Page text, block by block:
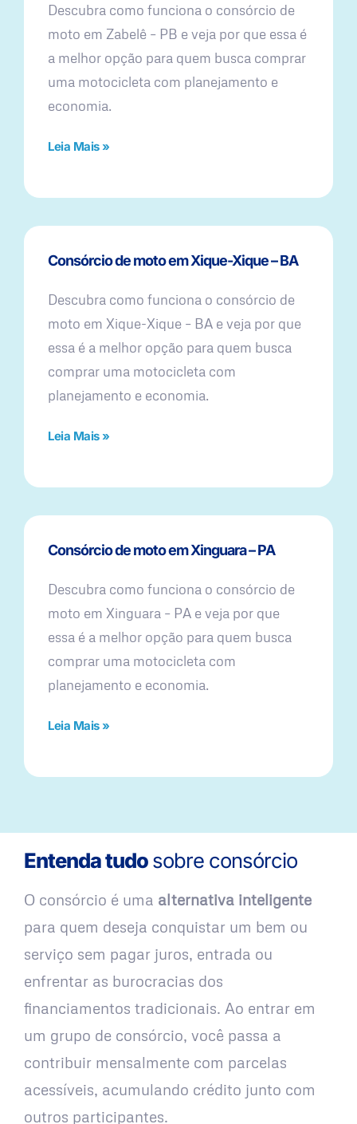
Descubra como funciona o consórcio de
moto em Zabelê – PB e veja por que essa é
a melhor opção para quem busca comprar
uma motocicleta com planejamento e
economia.
Leia Mais »
Consórcio de moto em Xique-Xique – BA
Descubra como funciona o consórcio de
moto em Xique-Xique – BA e veja por que
essa é a melhor opção para quem busca
comprar uma motocicleta com
planejamento e economia.
Leia Mais »
Consórcio de moto em Xinguara – PA
Descubra como funciona o consórcio de
moto em Xinguara – PA e veja por que
essa é a melhor opção para quem busca
comprar uma motocicleta com
planejamento e economia.
Leia Mais »
Entenda tudosobre consórcio
O consórcio é uma alternativa inteligente
para quem deseja conquistar um bem ou
serviço sem pagar juros, entrada ou
enfrentar as burocracias dos
financiamentos tradicionais. Ao entrar em
um grupo de consórcio, você passa a
contribuir mensalmente com parcelas
acessíveis, acumulando crédito junto com
outros participantes.